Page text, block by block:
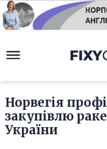
Норвегія
закупівлю
України